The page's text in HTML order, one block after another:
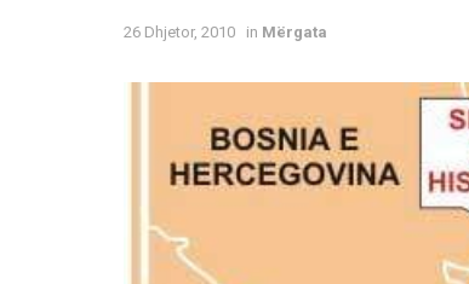
26 Dhjetor, 2010 in Mërgata